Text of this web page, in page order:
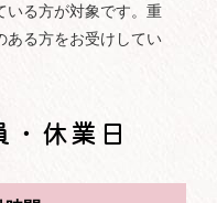
いる方が対象です。重
ある方をお受けしてい
休業日